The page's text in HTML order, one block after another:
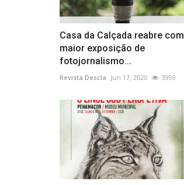
Casa da Calçada reabre com
maior exposição de
fotojornalismo...
Revista Descla Jun 17, 2020 3959